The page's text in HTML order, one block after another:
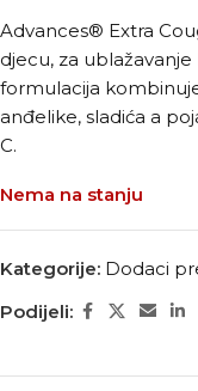
Advances® Extra
djecu, za
formulacija
anđelike, sladića a
C.
Nema na stanju
Kategorije: Dodaci
Podijeli: